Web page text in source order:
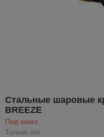
Стальные шаровые
BREEZE
Под заказ
Только опт